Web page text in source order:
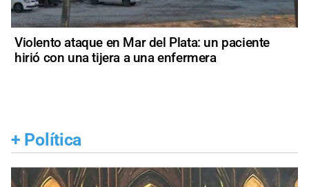
Violento ataque en Mar del Plata: un paciente
hirió con una tijera a una enfermera
+ Política